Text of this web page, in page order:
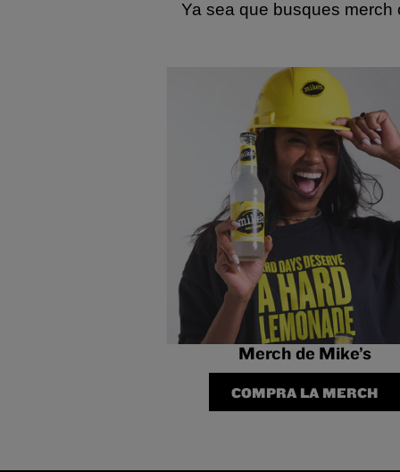
Ya sea que busques
Merch de Mike’s
COMPRA LA MERCH